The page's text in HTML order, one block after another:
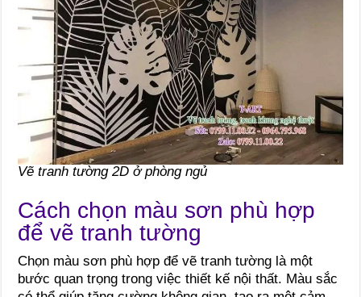
Vẽ tranh tường 2D ở phòng ngủ
Cách chọn màu sơn phù hợp
để vẽ tranh tường
Chọn màu sơn phù hợp để vẽ tranh tường là một
bước quan trọng trong việc thiết kế nội thất. Màu sắc